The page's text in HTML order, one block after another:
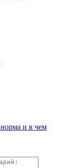
и в чем